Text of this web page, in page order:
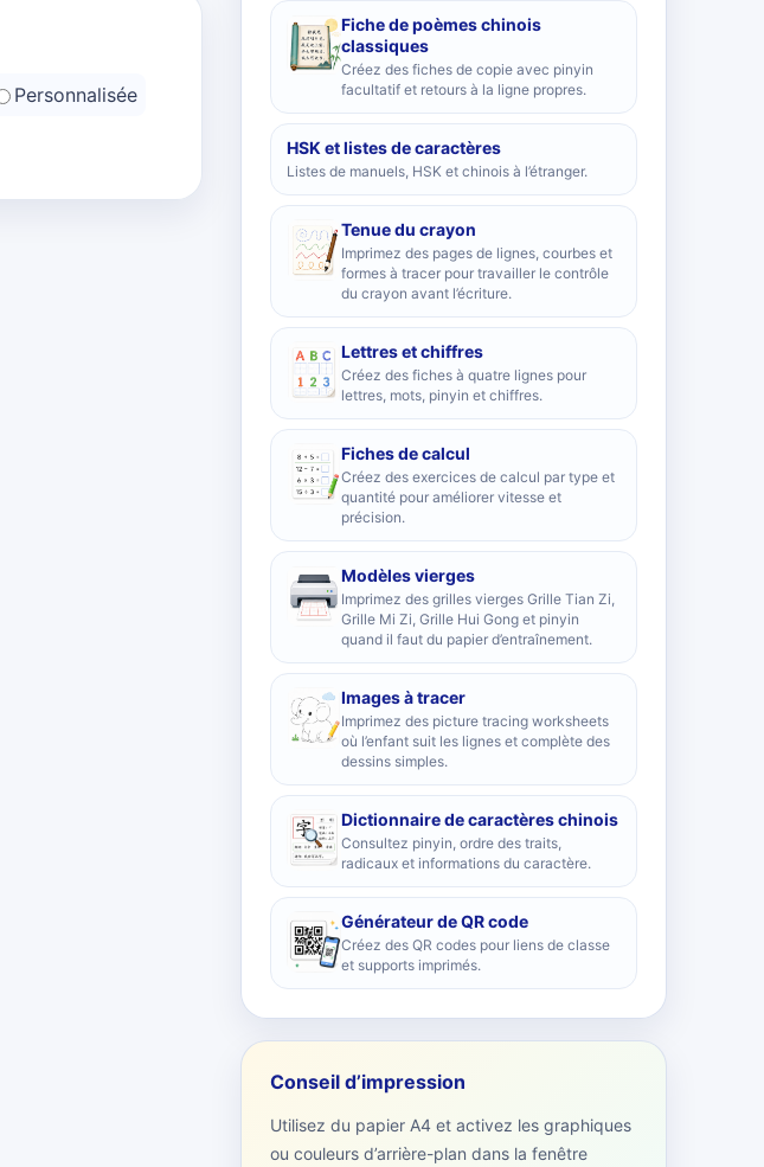
Personnalisée
Fiche de poèmes chinois
classiques
Créez des fiches de copie avec pinyin
facultatif et retours à la ligne propres.
HSK et listes de caractères
Listes de manuels, HSK et chinois à l’étranger.
Tenue du crayon
Imprimez des pages de lignes, courbes et
formes à tracer pour travailler le contrôle
du crayon avant l’écriture.
Lettres et chiffres
Créez des fiches à quatre lignes pour
lettres, mots, pinyin et chiffres.
Fiches de calcul
Créez des exercices de calcul par type et
quantité pour améliorer vitesse et
précision.
Modèles vierges
Imprimez des grilles vierges Grille Tian Zi,
Grille Mi Zi, Grille Hui Gong et pinyin
quand il faut du papier d’entraînement.
Images à tracer
Imprimez des picture tracing worksheets
où l’enfant suit les lignes et complète des
dessins simples.
Dictionnaire de caractères chinois
Consultez pinyin, ordre des traits,
radicaux et informations du caractère.
Générateur de QR code
Créez des QR codes pour liens de classe
et supports imprimés.
Conseil d’impression
Utilisez du papier A4 et activez les graphiques
ou couleurs d’arrière-plan dans la fenêtre